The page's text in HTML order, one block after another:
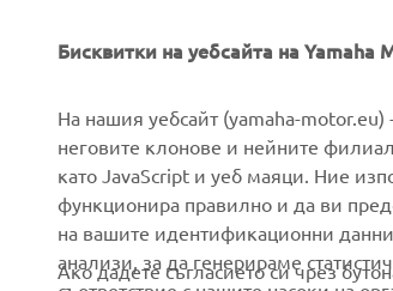
CORPORATE
About us
News
Events
FOR
eBike
Authorities
Бисквитки на уебсайта на Yamaha
На нашия уебсайт (yamaha-
неговите клонове и нейните
като JavaScript и уеб маяци. Ние
функционира правилно и да ви
на вашите идентификационни
анализи, за да генерираме
Ако дадете съгласието си чрез